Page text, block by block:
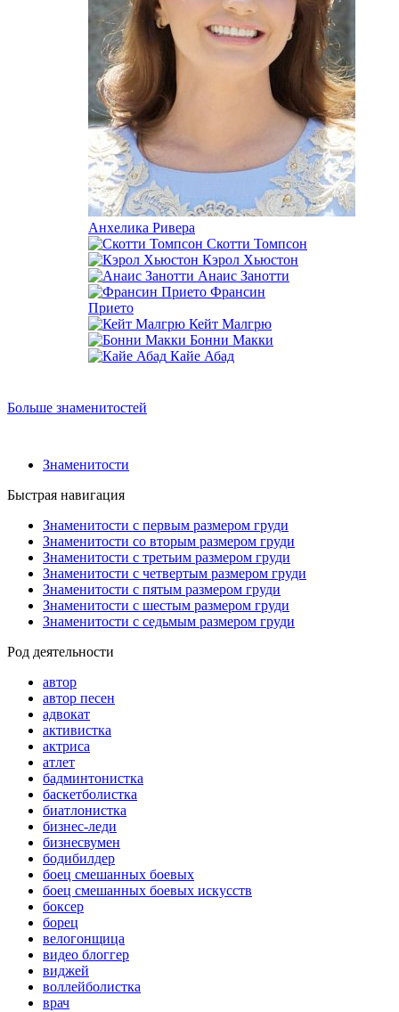
Анхелика Ривера
Скотти Томпсон
Кэрол Хьюстон
Анаис Занотти
Франсин
Прието
Кейт Малгрю
Бонни Макки
Кайе Абад
Больше знаменитостей
Знаменитости
Быстрая навигация
Знаменитости с первым размером груди
Знаменитости со вторым размером груди
Знаменитости с третьим размером груди
Знаменитости с четвертым размером груди
Знаменитости с пятым размером груди
Знаменитости с шестым размером груди
Знаменитости с седьмым размером груди
Род деятельности
автор
автор песен
адвокат
активистка
актриса
атлет
бадминтонистка
баскетболистка
биатлонистка
бизнес-леди
бизнесвумен
бодибилдер
боец смешанных боевых
боец смешанных боевых искусств
боксер
борец
велогонщица
видео блоггер
виджей
воллейболистка
врач